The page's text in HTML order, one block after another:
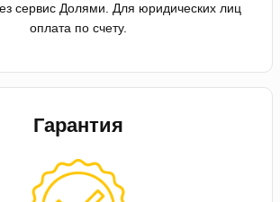
сервис Долями. Для юридических лиц
оплата по счету.
Гарантия